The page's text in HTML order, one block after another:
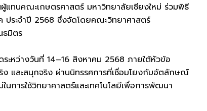
ทนคณะเกษตรศาสตร์ มหาวิทยาลัยเชียงใหม่ ร่วมพิธี
ประจำปี 2568 ซึ่งจัดโดยคณะวิทยาศาสตร์
ธมิตร
ะหว่างวันที่ 14–16 สิงหาคม 2568 ภายใต้หัวข้อ
และสนุกจริง ผ่านนิทรรศการที่เชื่อมโยงกับอัตลักษณ์
การใช้วิทยาศาสตร์และเทคโนโลยีเพื่อการพัฒนา